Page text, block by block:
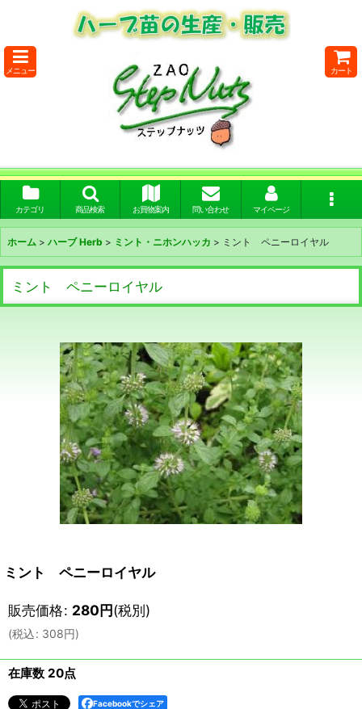
メニュー カート
カテゴリ 商品検索 お買物案内 問い合わせ マイページ
ホーム > ハーブ Herb > ミント・ニホンハッカ > ミント ペニーロイヤル
ミント ペニーロイヤル
ミント ペニーロイヤル
販売価格: 280円(税別)
(税込: 308円)
在庫数 20点
Facebookでシェア